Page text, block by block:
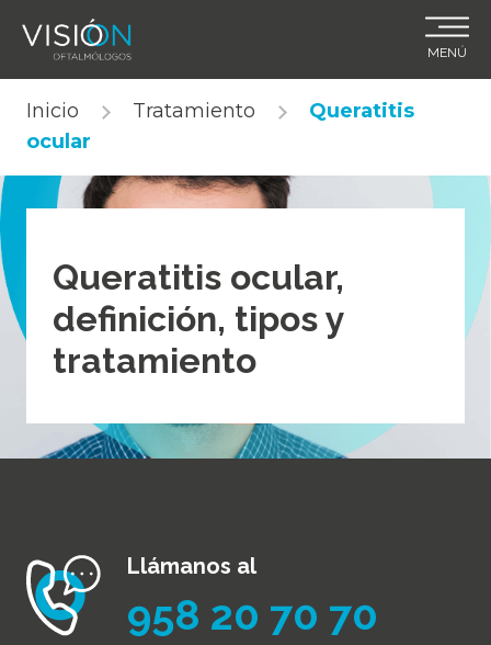
content
MENÚ
Inicio Tratamiento
Queratitis
ocular
Queratitis ocular,
definición, tipos y
tratamiento
Llámanos al
958 20 70 70